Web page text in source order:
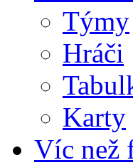
Týmy
Hráči
Karty
Víc než